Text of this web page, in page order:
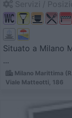
Situato a Milano
...
Milano Marittima
Viale Matteotti, 186